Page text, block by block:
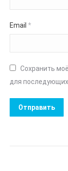
Email *
Сохранить
для